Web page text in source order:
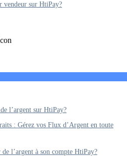
vendeur sur HtiPay?
l’argent sur HtiPay?
: Gérez vos Flux d’Argent en toute
l’argent à son compte HtiPay?